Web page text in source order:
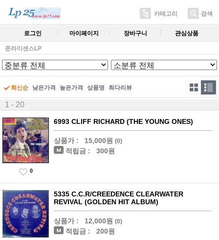
카테고리 검색
로그인 마이페이지 장바구니 관심상품
준라이센스LP
최신순 낮은가격 높은가격 상품명 최다리뷰
1 - 20
6993 CLIFF RICHARD (THE YOUNG ONES)
상품가 : 15,000원 (0)
적립금 : 300원
0
5335 C.C.R/CREEDENCE CLEARWATER
REVIVAL (GOLDEN HIT ALBUM)
상품가 : 12,000원 (0)
적립금 : 200원